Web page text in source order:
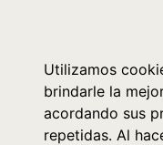
Utilizamos
brindarle la
acordando sus
repetidas. Al